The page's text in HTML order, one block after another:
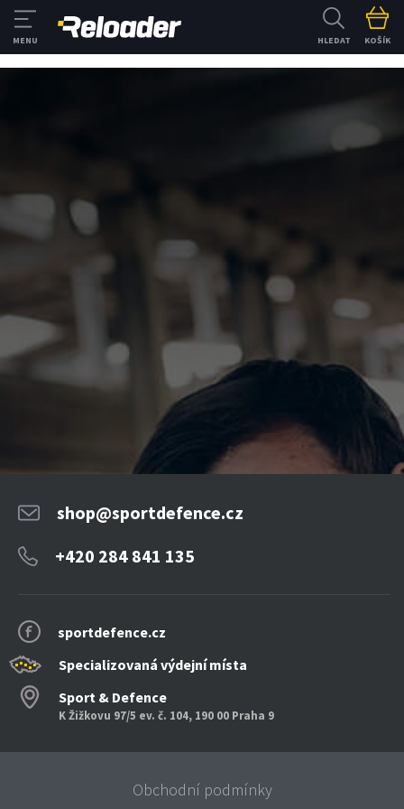
HLEDAT KOŠÍK
sportdefence.cz
Specializovaná výdejní místa
Sport & Defence
K Žižkovu 97/5 ev. č. 104, 190 00 Praha 9
shop@sportdefence.cz
+420 284 841 135
Obchodní podmínky